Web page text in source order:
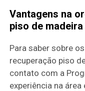
Vantagens na
piso de
Para saber sobre
recuperação piso
contato com a
experiência na